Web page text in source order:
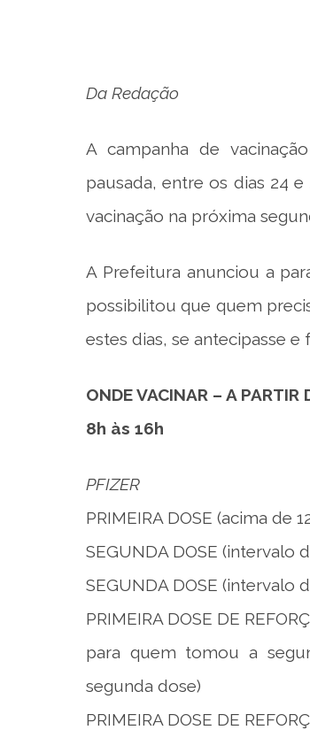
Da Redação
A campanha de
pausada, entre os dias 24
vacinação na próxima
A Prefeitura anunciou a
possibilitou que quem
estes dias, se antecipasse
ONDE VACINAR – A PARTIR
8h às 16h
PFIZER
PRIMEIRA DOSE (acima de
SEGUNDA DOSE (intervalo
SEGUNDA DOSE (intervalo
PRIMEIRA DOSE DE
para quem tomou a
segunda dose)
PRIMEIRA DOSE DE